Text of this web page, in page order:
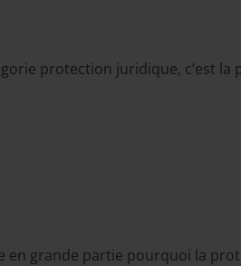
protection juridique, c’est la
en grande partie pourquoi la